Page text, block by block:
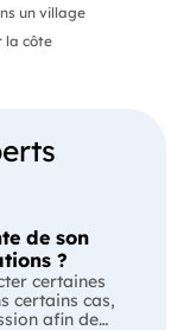
un village
la côte
de son
?
certaines
certains cas,
afin de